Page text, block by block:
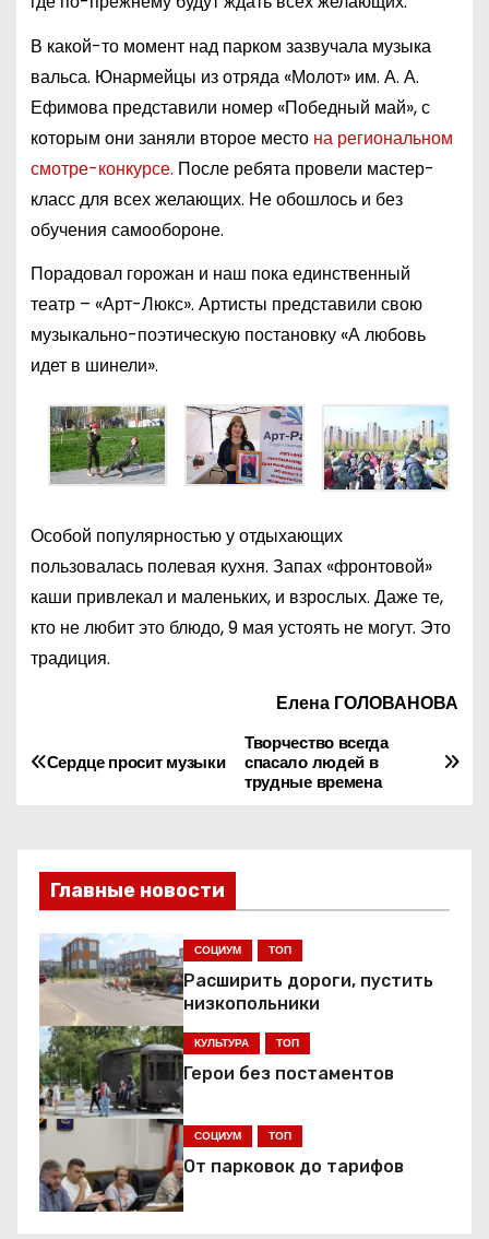
В какой-то момент над парком зазвучала музыка
вальса. Юнармейцы из отряда «Молот» им. А. А.
Ефимова представили номер «Победный май», с
которым они заняли второе место на региональном
смотре-конкурсе. После ребята провели мастер-
класс для всех желающих. Не обошлось и без
обучения самообороне.
Порадовал горожан и наш пока единственный
театр – «Арт-Люкс». Артисты представили свою
музыкально-поэтическую постановку «А любовь
идет в шинели».
Особой популярностью у отдыхающих
пользовалась полевая кухня. Запах «фронтовой»
каши привлекал и маленьких, и взрослых. Даже те,
кто не любит это блюдо, 9 мая устоять не могут. Это
традиция.
Елена ГОЛОВАНОВА
Н
г
а
ц
и
я
п
о
Творчество всегда
спасало людей в
трудные времена
Сердце просит музыки
Главные новости
СОЦИУМ ТОП
Расширить дороги, пустить
низкопольники
КУЛЬТУРА ТОП
Герои без постаментов
СОЦИУМ ТОП
От парковок до тарифов